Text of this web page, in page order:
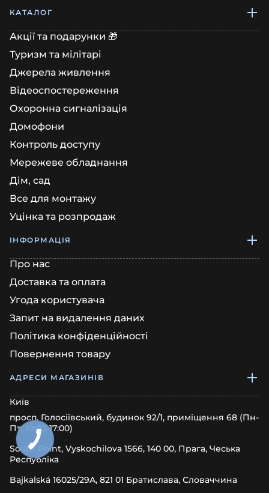
КАТАЛОГ
Акції та подарунки 🎁
Туризм та мілітарі
Джерела живлення
Відеоспостереження
Охоронна сигналізація
Домофони
Контроль доступу
Мережеве обладнання
Дім, сад
Все для монтажу
Уцінка та розпродаж
ІНФОРМАЦІЯ
Про нас
Доставка та оплата
Угода користувача
Запит на видалення даних
Політика конфіденційності
Повернення товару
АДРЕСИ МАГАЗИНІВ
Київ
просп. Голосіївський, будинок 92/1, приміщення 68 (Пн-
Пт: 10:00-17:00)
South Point, Vyskochilova 1566, 140 00, Прага, Чеська
Республіка
Bajkalská 16025/29A, 821 01 Братислава, Словаччина